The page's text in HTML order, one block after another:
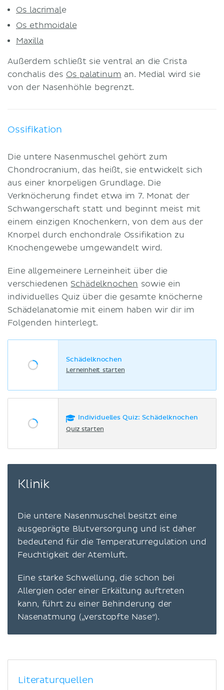
Os lacrimale
Os ethmoidale
Maxilla
Außerdem schließt sie ventral an die Crista
conchalis des Os palatinum an. Medial wird sie
von der Nasenhöhle begrenzt.
Ossifikation
Die untere Nasenmuschel gehört zum
Chondrocranium, das heißt, sie entwickelt sich
aus einer knorpeligen Grundlage. Die
Verknöcherung findet etwa im 7. Monat der
Schwangerschaft statt und beginnt meist mit
einem einzigen Knochenkern, von dem aus der
Knorpel durch enchondrale Ossifikation zu
Knochengewebe umgewandelt wird.
Eine allgemeinere Lerneinheit über die
verschiedenen Schädelknochen sowie ein
individuelles Quiz über die gesamte knöcherne
Schädelanatomie mit einem haben wir dir im
Folgenden hinterlegt.
Schädelknochen
Lerneinheit starten
Individuelles Quiz: Schädelknochen
Quiz starten
Klinik
Die untere Nasenmuschel besitzt eine
ausgeprägte Blutversorgung und ist daher
bedeutend für die Temperaturregulation und
Feuchtigkeit der Atemluft.
Eine starke Schwellung, die schon bei
Allergien oder einer Erkältung auftreten
kann, führt zu einer Behinderung der
Nasenatmung („verstopfte Nase“).
Literaturquellen